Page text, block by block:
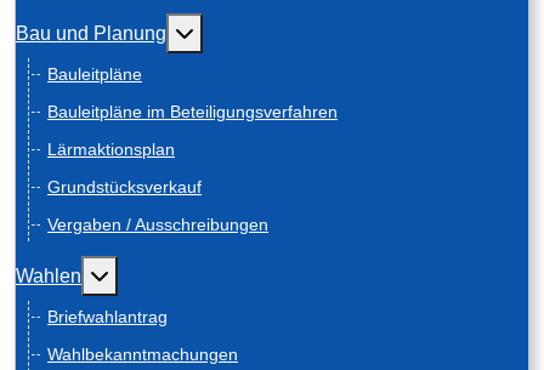
Bau und Planung Weitere Informationen: Bau und Planung
Bauleitpläne
Bauleitpläne im Beteiligungsverfahren
Lärmaktionsplan
Grundstücksverkauf
Vergaben / Ausschreibungen
Wahlen Weitere Informationen: Wahlen
Briefwahlantrag
Wahlbekanntmachungen